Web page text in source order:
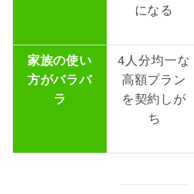
になる
家族の使い
方がバラバ
ラ
4人分均一な
高額プラン
を契約しが
ち